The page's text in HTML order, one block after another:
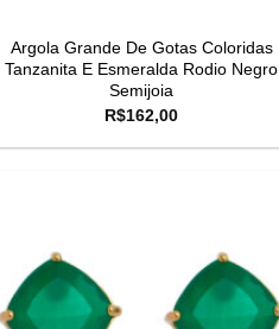
Argola Grande De Gotas Coloridas
Tanzanita E Esmeralda Rodio Negro
Semijoia
R$162,00